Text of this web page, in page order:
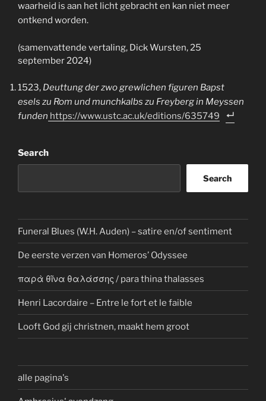
waarheid is aan het licht gebracht en kan niet meer
ontkend worden.
(samenvattende vertaling, Dick Wursten, 25
september 2024)
1523, Deuttung der zwo grewlichen figuren Bapst
esels zu Rom und munchkalbs zu Freyberg in Meyssen
funden https://www.ustc.ac.uk/editions/635749
Search
Search
Funeral Blues (W.H. Auden) – satire en/of sentiment
De eerste verzen van Homeros’ Odyssee
παρὰ θῖνα θαλάσσης / para thina thalasses
Henri Lacordaire – Entre le fort et le faible
Looft God gij christnen, maakt hem groot
alle pagina's